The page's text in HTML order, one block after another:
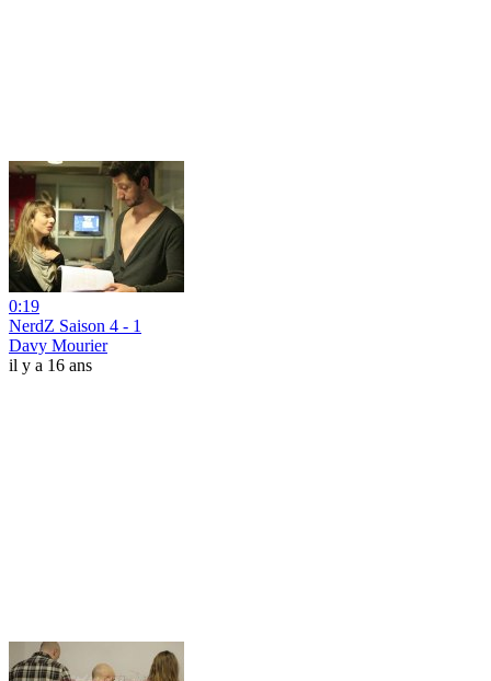
0:19
NerdZ Saison 4 - 1
Davy Mourier
il y a 16 ans